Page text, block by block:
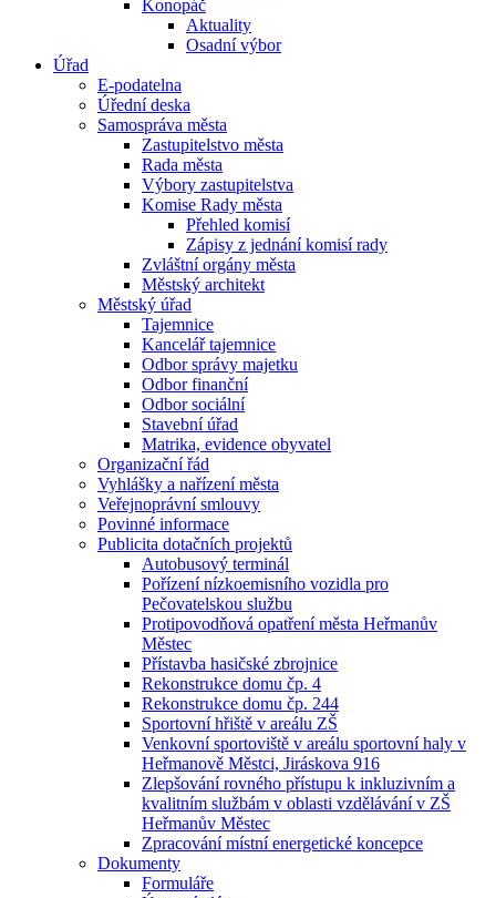
Konopáč
Aktuality
Osadní výbor
Úřad
E-podatelna
Úřední deska
Samospráva města
Zastupitelstvo města
Rada města
Výbory zastupitelstva
Komise Rady města
Přehled komisí
Zápisy z jednání komisí rady
Zvláštní orgány města
Městský architekt
Městský úřad
Tajemnice
Kancelář tajemnice
Odbor správy majetku
Odbor finanční
Odbor sociální
Stavební úřad
Matrika, evidence obyvatel
Organizační řád
Vyhlášky a nařízení města
Veřejnoprávní smlouvy
Povinné informace
Publicita dotačních projektů
Autobusový terminál
Pořízení nízkoemisního vozidla pro
Pečovatelskou službu
Protipovodňová opatření města Heřmanův
Městec
Přístavba hasičské zbrojnice
Rekonstrukce domu čp. 4
Rekonstrukce domu čp. 244
Sportovní hřiště v areálu ZŠ
Venkovní sportoviště v areálu sportovní haly v
Heřmanově Městci, Jiráskova 916
Zlepšování rovného přístupu k inkluzivním a
kvalitním službám v oblasti vzdělávání v ZŠ
Heřmanův Městec
Zpracování místní energetické koncepce
Dokumenty
Formuláře